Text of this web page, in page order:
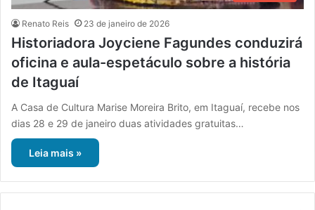
Renato Reis 23 de janeiro de 2026
Historiadora Joyciene Fagundes conduzirá
oficina e aula-espetáculo sobre a história
de Itaguaí
A Casa de Cultura Marise Moreira Brito, em Itaguaí, recebe nos
dias 28 e 29 de janeiro duas atividades gratuitas…
Leia mais »